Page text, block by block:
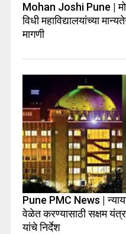
Mohan Joshi Pune |
विधी महाविद्यालयांच्या
मागणी
Pune PMC News |
वेळेत करण्यासाठी सक्षम
यांचे निर्देश